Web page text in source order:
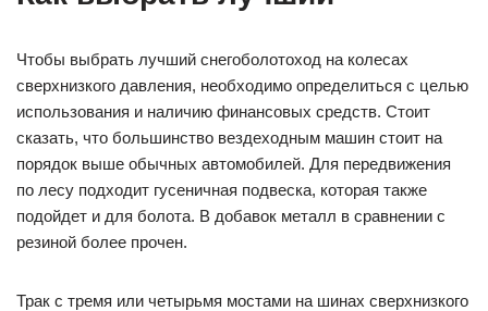
Чтобы выбрать лучший снегоболотоход на колесах
сверхнизкого давления, необходимо определиться с целью
использования и наличию финансовых средств. Стоит
сказать, что большинство вездеходным машин стоит на
порядок выше обычных автомобилей. Для передвижения
по лесу подходит гусеничная подвеска, которая также
подойдет и для болота. В добавок металл в сравнении с
резиной более прочен.
Трак с тремя или четырьмя мостами на шинах сверхнизкого